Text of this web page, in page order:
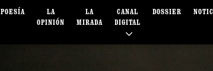
POESÍA
LA
OPINIÓN
LA
MIRADA
CANAL
DIGITAL
DOSSIER